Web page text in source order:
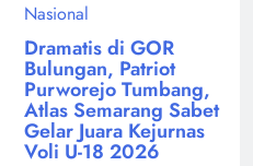
Nasional
Dramatis di GOR
Bulungan, Patriot
Purworejo Tumbang,
Atlas Semarang Sabet
Gelar Juara Kejurnas
Voli U-18 2026